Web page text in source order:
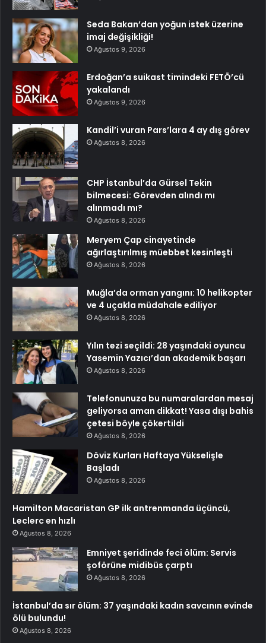
Seda Bakan’dan yoğun istek üzerine
imaj değişikliği!
Ağustos 9, 2026
Erdoğan’a suikast timindeki FETÖ’cü
yakalandı
Ağustos 9, 2026
Kandil’i vuran Pars’lara 4 ay dış görev
Ağustos 8, 2026
CHP İstanbul’da Gürsel Tekin
bilmecesi: Görevden alındı mı
alınmadı mı?
Ağustos 8, 2026
Meryem Çap cinayetinde
ağırlaştırılmış müebbet kesinleşti
Ağustos 8, 2026
Muğla’da orman yangını: 10 helikopter
ve 4 uçakla müdahale ediliyor
Ağustos 8, 2026
Yılın tezi seçildi: 28 yaşındaki oyuncu
Yasemin Yazıcı’dan akademik başarı
Ağustos 8, 2026
Telefonunuza bu numaralardan mesaj
geliyorsa aman dikkat! Yasa dışı bahis
çetesi böyle çökertildi
Ağustos 8, 2026
Döviz Kurları Haftaya Yükselişle
Başladı
Ağustos 8, 2026
Hamilton Macaristan GP ilk antrenmanda üçüncü,
Leclerc en hızlı
Ağustos 8, 2026
Emniyet şeridinde feci ölüm: Servis
şoförüne midibüs çarptı
Ağustos 8, 2026
İstanbul’da sır ölüm: 37 yaşındaki kadın savcının evinde
ölü bulundu!
Ağustos 8, 2026